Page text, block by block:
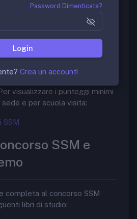
in Medicina
di accesso
in “Medicina del
visualizzare i punteggi minimi
e per scuola visita:
SSM
SSM e
completa al concorso SSM
libri di studio:
Password Dimenticata?
Login
Crea un account!